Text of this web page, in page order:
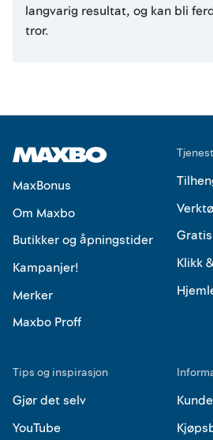
langvarig resultat, og kan bli
tror.
MaxBonus
Om Maxbo
Butikker og åpningstider
Kampanjer!
Merker
Maxbo Proff
Klikk
Tips og inspirasjon
Gjør det selv
YouTube